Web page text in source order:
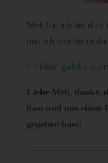
Meli hat mir für dich
und ich möchte es
>> Hier geht’s
Liebe Meli, danke,
hast und uns einen
gegeben hast!